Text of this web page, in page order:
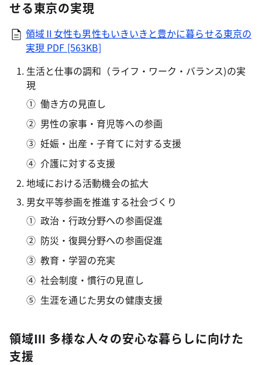
せる東京の実現
領域Ⅱ女性も男性もいきいきと豊かに暮らせる東京の
実現 PDF [563KB]
生活と仕事の調和（ライフ・ワーク・バランス)の実
現
働き方の見直し
男性の家事・育児等への参画
妊娠・出産・子育てに対する支援
介護に対する支援
地域における活動機会の拡大
男女平等参画を推進する社会づくり
政治・行政分野への参画促進
防災・復興分野への参画促進
教育・学習の充実
社会制度・慣行の見直し
生涯を通じた男女の健康支援
領域Ⅲ 多様な人々の安心な暮らしに向けた
支援